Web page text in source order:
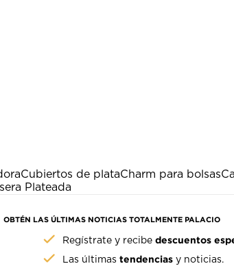
Cubiertos de plataCharm para bolsas
Plateada
OBTÉN LAS ÚLTIMAS NOTICIAS TOTALMENTE PALACIO
Regístrate y recibedescuentos
Las últimastendencias y noticias.